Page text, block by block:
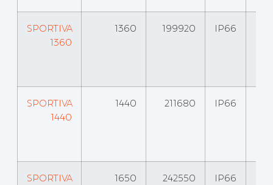
SPORTIVA
1360
1360 199920 IP66
SPORTIVA
1440
1440 211680 IP66
SPORTIVA
1650 242550 IP66